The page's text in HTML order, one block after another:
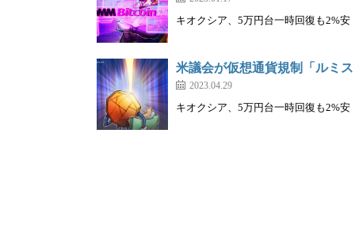
キオクシア、5万円台一時回復も2%
米議会が仮想通貨規制「ルミ
2023.04.29
キオクシア、5万円台一時回復も2%